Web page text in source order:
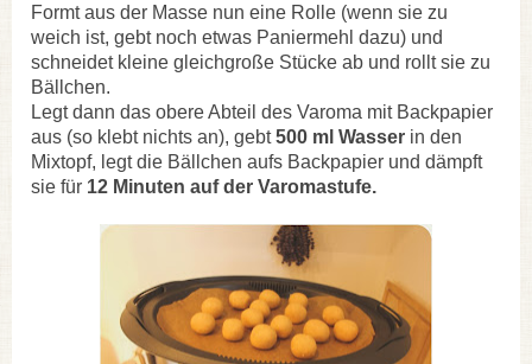
Formt aus der Masse nun eine Rolle (wenn sie zu
weich ist, gebt noch etwas Paniermehl dazu) und
schneidet kleine gleichgroße Stücke ab und rollt sie zu
Bällchen.
Legt dann das obere Abteil des Varoma mit Backpapier
aus (so klebt nichts an), gebt500 ml Wasser in den
Mixtopf, legt die Bällchen aufs Backpapier und dämpft
sie für 12 Minuten auf der Varomastufe.